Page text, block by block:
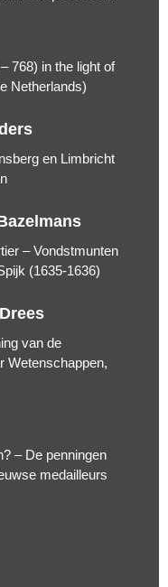
768) in the light of
Netherlands)
en Limbricht
– Vondstmunten
(1635-1636)
van de
Wetenschappen,
– De penningen
medailleurs